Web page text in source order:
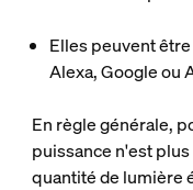
Elles peuvent
Alexa, Google ou
En règle générale,
puissance n'est
quantité de lumière